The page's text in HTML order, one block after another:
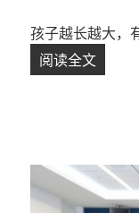
孩子越长越大，
阅读全文